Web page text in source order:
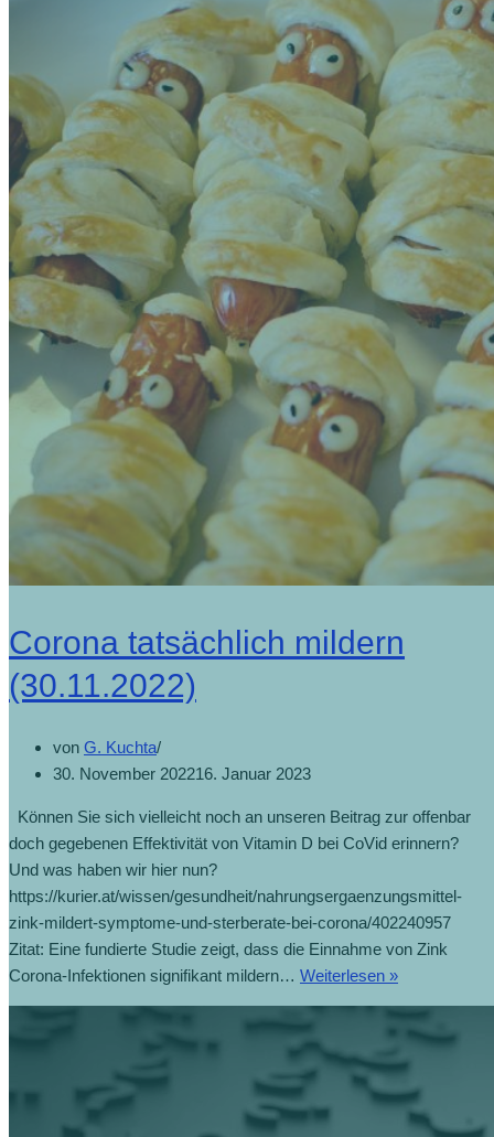
Corona tatsächlich mildern
(30.11.2022)
von G. Kuchta
30. November 202216. Januar 2023
Können Sie sich vielleicht noch an unseren Beitrag zur offenbar
doch gegebenen Effektivität von Vitamin D bei CoVid erinnern?
Und was haben wir hier nun?
https://kurier.at/wissen/gesundheit/nahrungsergaenzungsmittel-
zink-mildert-symptome-und-sterberate-bei-corona/402240957
Zitat: Eine fundierte Studie zeigt, dass die Einnahme von Zink
Corona-Infektionen signifikant mildern… Weiterlesen »